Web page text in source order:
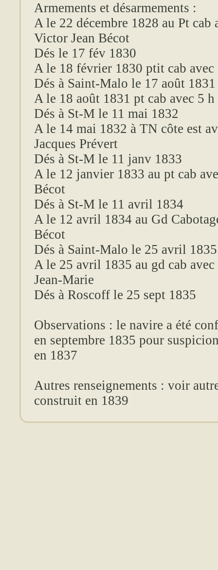
Armements et désarmements :
A le 22 décembre 1828 au Pt cab
Victor Jean Bécot
Dés le 17 fév 1830
A le 18 février 1830 ptit cab
Dés à Saint-Malo le 17 août 1831
A le 18 août 1831 pt cab avec 5
Dés à St-M le 11 mai 1832
A le 14 mai 1832 à TN côte est
Jacques Prévert
Dés à St-M le 11 janv 1833
A le 12 janvier 1833 au pt cab
Bécot
Dés à St-M le 11 avril 1834
A le 12 avril 1834 au Gd
Bécot
Dés à Saint-Malo le 25 avril 1835
A le 25 avril 1835 au gd cab
Jean-Marie
Dés à Roscoff le 25 sept 1835
Observations : le navire a été
en septembre 1835 pour
en 1837
Autres renseignements : voir
construit en 1839